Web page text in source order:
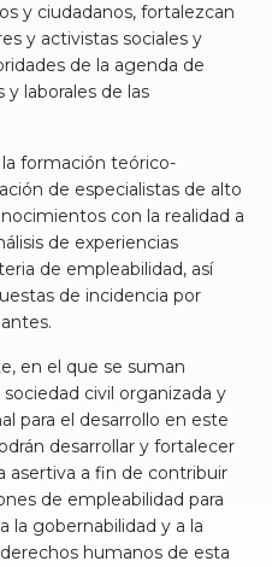
y ciudadanos, fortalezcan
y activistas sociales y
de la agenda de
y laborales de las
formación teórico-
de especialistas de alto
con la realidad a
de experiencias
de empleabilidad, así
de incidencia por
en el que se suman
civil organizada y
para el desarrollo en este
desarrollar y fortalecer
asertiva a fin de contribuir
de empleabilidad para
la gobernabilidad y a la
humanos de esta